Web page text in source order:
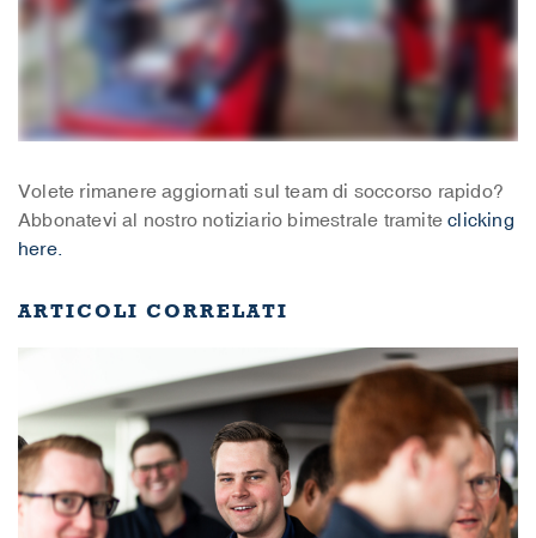
Volete rimanere aggiornati sul team di soccorso rapido?
Abbonatevi al nostro notiziario bimestrale tramiteclicking
here.
ARTICOLI CORRELATI